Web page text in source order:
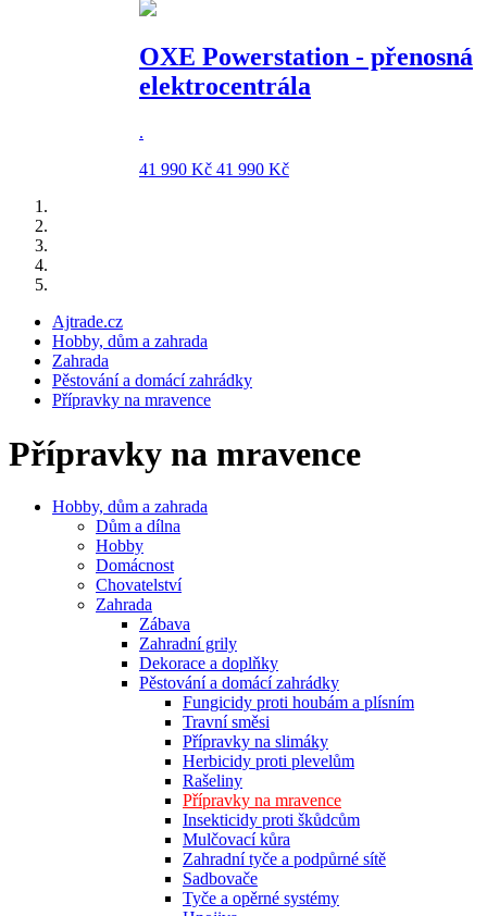
OXE Powerstation - přenosná
elektrocentrála
.
41 990 Kč 41 990 Kč
Ajtrade.cz
Hobby, dům a zahrada
Zahrada
Pěstování a domácí zahrádky
Přípravky na mravence
Přípravky na mravence
Hobby, dům a zahrada
Dům a dílna
Hobby
Domácnost
Chovatelství
Zahrada
Zábava
Zahradní grily
Dekorace a doplňky
Pěstování a domácí zahrádky
Fungicidy proti houbám a plísním
Travní směsi
Přípravky na slimáky
Herbicidy proti plevelům
Rašeliny
Přípravky na mravence
Insekticidy proti škůdcům
Mulčovací kůra
Zahradní tyče a podpůrné sítě
Sadbovače
Tyče a opěrné systémy